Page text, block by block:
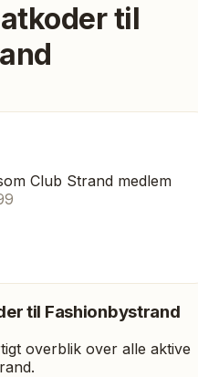
til
Club Strand medlem
til Fashionbystrand
overblik over alle aktive
.